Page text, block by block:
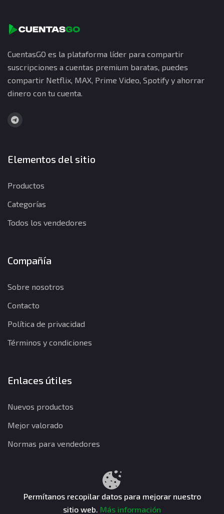
CuentasGO es la plataforma líder para compartir
suscripciones a cuentas premium baratas, puedes
compartir Netflix, MAX, Prime Video, Spotify y ahorrar
dinero con tu cuenta.
Elementos del sitio
Productos
Categorías
Todos los vendedores
Compañía
Sobre nosotros
Contacto
Política de privacidad
Términos y condiciones
Enlaces útiles
Nuevos productos
Mejor valorado
Normas para vendedores
Términos y condiciones
CuentasGO © 2026. Todos los derechos reservados.
Permítanos recopilar datos para mejorar nuestro
sitio web. Más información